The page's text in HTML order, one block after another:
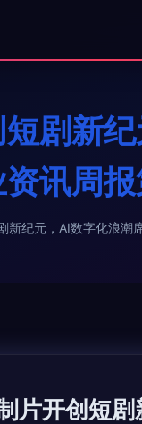
剧新
讯周报
新纪元，AI数字化浪
片开创短